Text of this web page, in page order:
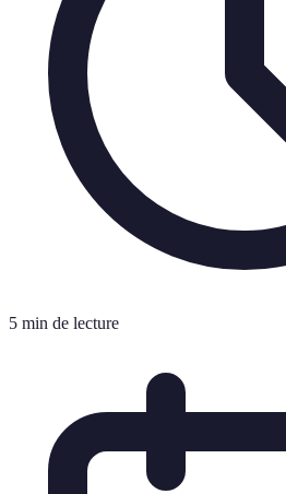
5 min de lecture